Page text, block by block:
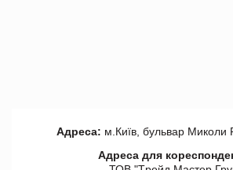
Адреса: м.Київ, бульвар Миколи
Адреса для